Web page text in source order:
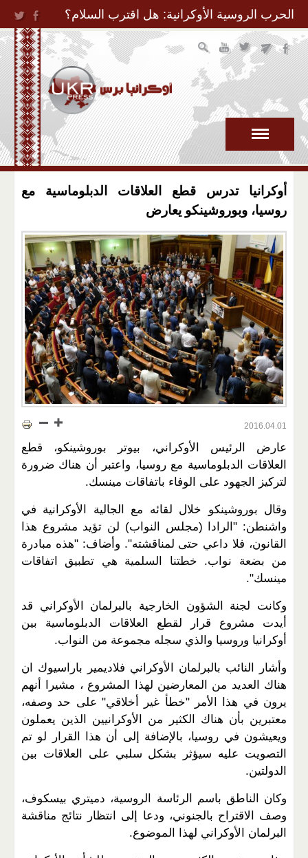
Jump to Navigation
الحرب الروسية الأوكرانية: هل اقترب السلام؟
أوكرانيا تدرس قطع العلاقات الدبلوماسية مع
روسيا، وبوروشينكو يعارض
2016.04.01
عارض الرئيس الأوكراني، بيوتر بوروشينكو، قطع
العلاقات الدبلوماسية مع روسيا، واعتبر أن هناك ضرورة
لتركيز الجهود على الوفاء باتفاقات مينسك.
وقال بوروشينكو خلال لقائه مع الجالية الأوكرانية في
واشنطن: "الرادا (مجلس النواب) لن تؤيد مشروع هذا
القانون، فلا داعي حتى لمناقشته". وأضاف: "هذه مبادرة
من بضعة نواب. خطتنا السلمية هي تطبيق اتفاقات
مينسك".
وكانت لجنة الشؤون الخارجية بالبرلمان الأوكراني قد
أيدت مشروع قرار لقطع العلاقات الدبلوماسية بين
أوكرانيا وروسيا والذي سجله مجموعة من النواب.
وأشار النائب بالبرلمان الأوكراني فلاديمير باراسيوك ان
هناك العديد من المعارضين لهذا المشروع ، مشيرا أنهم
يرون في هذا الأمر "خطأ غير أخلاقي" على حد وصفه،
معتبرين بأن هناك الكثير من الأوكرانيين الذين يعملون
ويعيشون في روسيا، بالإضافة إلى أن هذا القرار لو تم
التصويت عليه سيؤثر بشكل سلبي على العلاقات بين
الدولتين.
وكان الناطق باسم الرئاسة الروسية، دميتري بيسكوف،
وصف الاقتراح بالجنوني، ودعا إلى انتظار نتائج مناقشة
البرلمان الأوكراني لهذا الموضوع.